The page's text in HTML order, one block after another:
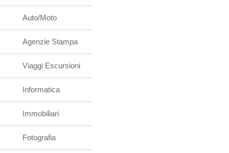
Auto/Moto
Agenzie Stampa
Viaggi Escursioni
Informatica
Immobiliari
Fotografia